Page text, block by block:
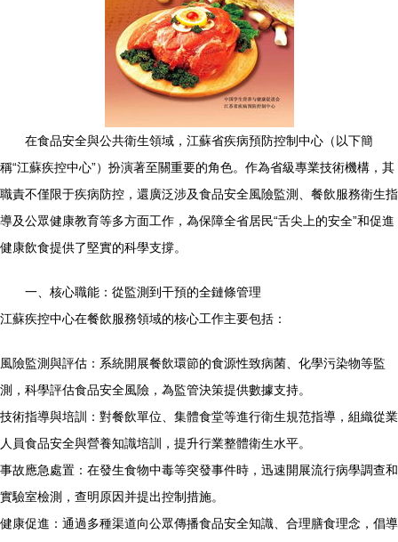
在食品安全與公共衛生領域，江蘇省疾病預防控制中心（以下簡
稱“江蘇疾控中心”）扮演著至關重要的角色。作為省級專業技術機構，其
職責不僅限于疾病防控，還廣泛涉及食品安全風險監測、餐飲服務衛生指
導及公眾健康教育等多方面工作，為保障全省居民“舌尖上的安全”和促進
健康飲食提供了堅實的科學支撐。
一、核心職能：從監測到干預的全鏈條管理
江蘇疾控中心在餐飲服務領域的核心工作主要包括：
風險監測與評估：系統開展餐飲環節的食源性致病菌、化學污染物等監
測，科學評估食品安全風險，為監管決策提供數據支持。
技術指導與培訓：對餐飲單位、集體食堂等進行衛生規范指導，組織從業
人員食品安全與營養知識培訓，提升行業整體衛生水平。
事故應急處置：在發生食物中毒等突發事件時，迅速開展流行病學調查和
實驗室檢測，查明原因并提出控制措施。
健康促進：通過多種渠道向公眾傳播食品安全知識、合理膳食理念，倡導